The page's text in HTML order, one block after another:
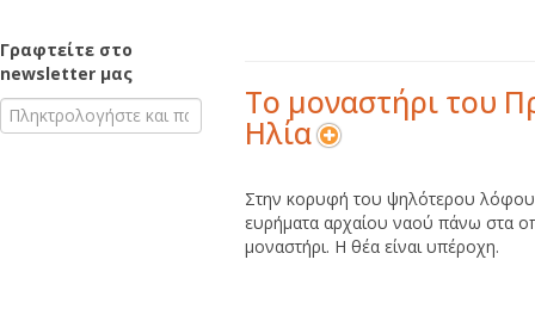
Γραφτείτε στο
newsletter μας
Το μοναστήρι του
Ηλία
Στην κορυφή του ψηλότερου
ευρήματα αρχαίου ναού πάνω στα
μοναστήρι. Η θέα είναι υπέροχη.